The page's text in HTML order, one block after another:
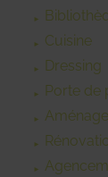
Cuisine
Dressing
Porte de